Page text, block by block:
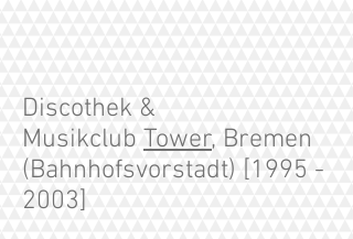
Discothek &
Musikclub Tower, Bremen
(Bahnhofsvorstadt) [1995 -
2003]